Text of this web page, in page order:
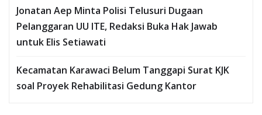
Jonatan Aep Minta Polisi Telusuri Dugaan
Pelanggaran UU ITE, Redaksi Buka Hak Jawab
untuk Elis Setiawati
Kecamatan Karawaci Belum Tanggapi Surat KJK
soal Proyek Rehabilitasi Gedung Kantor